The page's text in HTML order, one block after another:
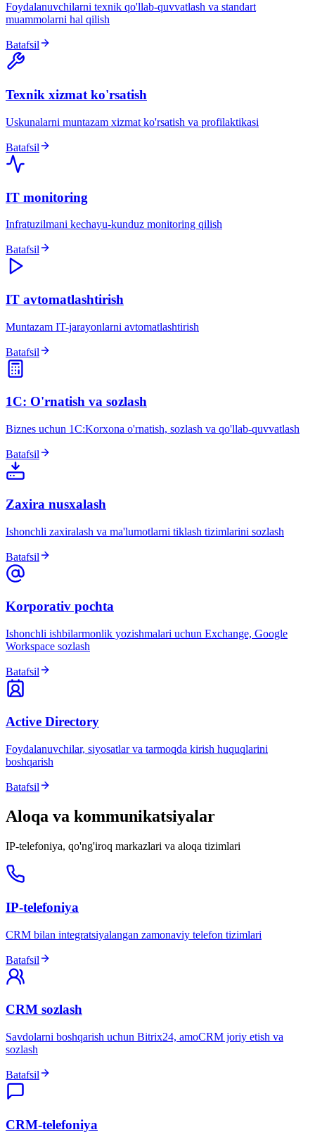
Foydalanuvchilarni texnik qo'llab-quvvatlash va standart
muammolarni hal qilish
Batafsil
Texnik xizmat ko'rsatish
Uskunalarni muntazam xizmat ko'rsatish va profilaktikasi
Batafsil
IT monitoring
Infratuzilmani kechayu-kunduz monitoring qilish
Batafsil
IT avtomatlashtirish
Muntazam IT-jarayonlarni avtomatlashtirish
Batafsil
1C: O'rnatish va sozlash
Biznes uchun 1C:Korxona o'rnatish, sozlash va qo'llab-quvvatlash
Batafsil
Zaxira nusxalash
Ishonchli zaxiralash va ma'lumotlarni tiklash tizimlarini sozlash
Batafsil
Korporativ pochta
Ishonchli ishbilarmonlik yozishmalari uchun Exchange, Google
Workspace sozlash
Batafsil
Active Directory
Foydalanuvchilar, siyosatlar va tarmoqda kirish huquqlarini
boshqarish
Batafsil
Aloqa va kommunikatsiyalar
IP-telefoniya, qo'ng'iroq markazlari va aloqa tizimlari
IP-telefoniya
CRM bilan integratsiyalangan zamonaviy telefon tizimlari
Batafsil
CRM sozlash
Savdolarni boshqarish uchun Bitrix24, amoCRM joriy etish va
sozlash
Batafsil
CRM-telefoniya